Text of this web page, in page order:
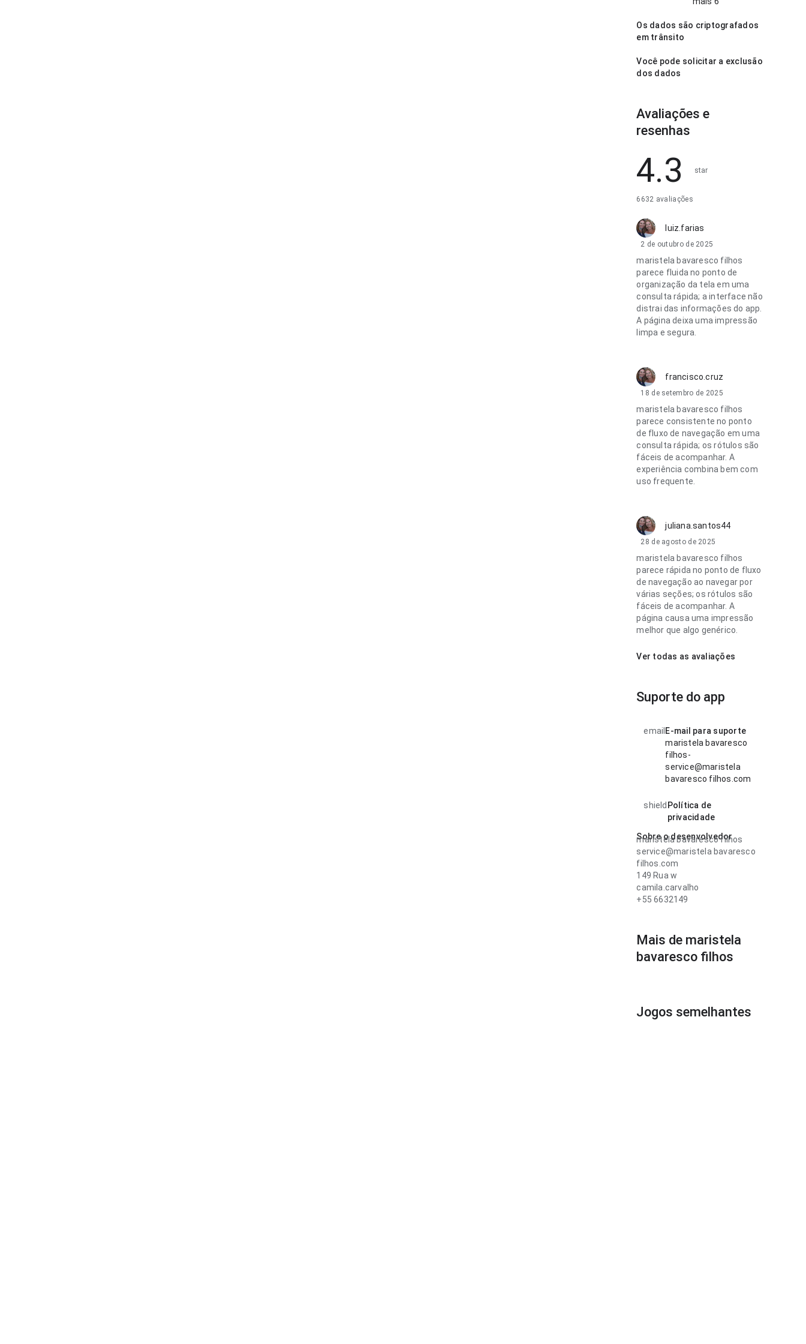
Os dados são criptografados
em trânsito
Você pode solicitar a exclusão
dos dados
Avaliações e
resenhas
4.3 star
6632 avaliações
luiz.farias
2 de outubro de 2025
maristela bavaresco filhos
parece fluida no ponto de
organização da tela em uma
consulta rápida; a interface não
distrai das informações do app.
A página deixa uma impressão
limpa e segura.
francisco.cruz
18 de setembro de 2025
maristela bavaresco filhos
parece consistente no ponto
de fluxo de navegação em uma
consulta rápida; os rótulos são
fáceis de acompanhar. A
experiência combina bem com
uso frequente.
juliana.santos44
28 de agosto de 2025
maristela bavaresco filhos
parece rápida no ponto de fluxo
de navegação ao navegar por
várias seções; os rótulos são
fáceis de acompanhar. A
página causa uma impressão
melhor que algo genérico.
Ver todas as avaliações
Suporte do app
email E-mail para suporte
maristela bavaresco
filhos-
service@maristela
bavaresco filhos.com
shield Política de
privacidade
Sobre o desenvolvedor
maristela bavaresco filhos
service@maristela bavaresco
filhos.com
149 Rua w
camila.carvalho
+55 6632149
Mais de maristela
bavaresco filhos
Jogos semelhantes